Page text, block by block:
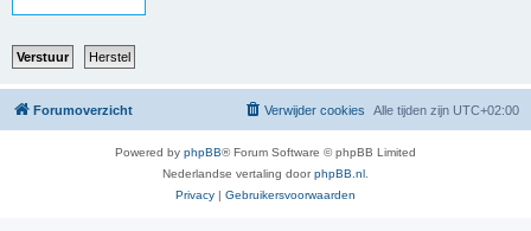
Forumoverzicht Alle tijden zijn UTC+02:00
Verwijder cookies
Powered by phpBB® Forum Software © phpBB Limited
Nederlandse vertaling doorphpBB.nl.
Privacy | Gebruikersvoorwaarden